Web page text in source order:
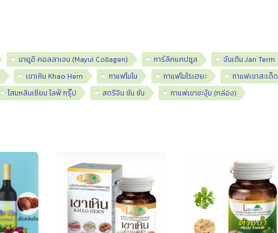
มายูอิ คอลลาเจน (Mayui Collagen) การ์ลิคแคปซูล
จันเติม Jan Term
เขาเหิน Khao Hern กาแฟโมโน กาแฟโมโรเฮยะ
กาแฟเขาสะเด็ด
โสมหลินเซียม ไลฟ์ กรุ๊ป สตรีจิน ซัน ซัน กาแฟเขาชะงุ้ม (กล่อง)